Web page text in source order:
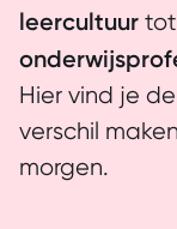
leercultuur tot
Hier vind je
verschil
morgen.